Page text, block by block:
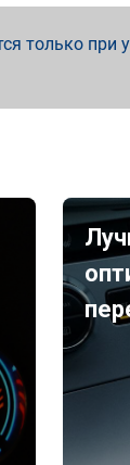
только при